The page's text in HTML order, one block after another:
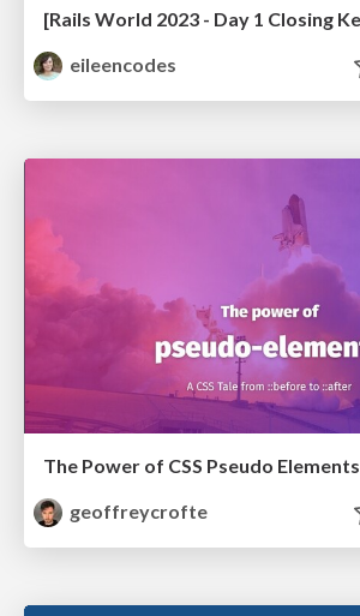
eileencodes
The Power of CSS Pseudo Elements
geoffreycrofte